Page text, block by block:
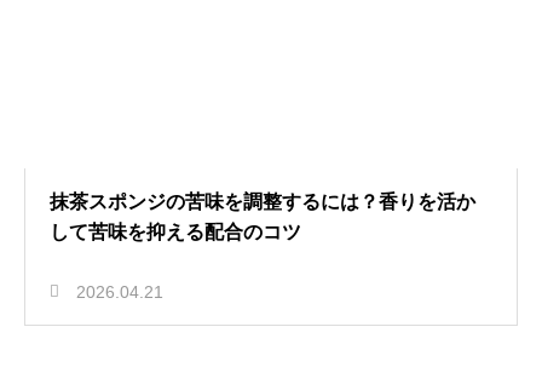
抹茶スポンジの苦味を調整するには？香りを活か
して苦味を抑える配合のコツ
2026.04.21